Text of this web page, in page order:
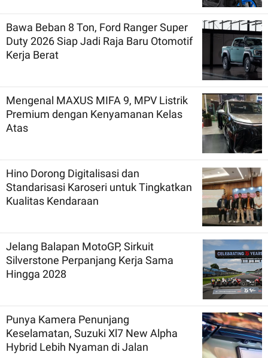
Bawa Beban 8 Ton, Ford Ranger Super
Duty 2026 Siap Jadi Raja Baru Otomotif
Kerja Berat
Mengenal MAXUS MIFA 9, MPV Listrik
Premium dengan Kenyamanan Kelas
Atas
Hino Dorong Digitalisasi dan
Standarisasi Karoseri untuk Tingkatkan
Kualitas Kendaraan
Jelang Balapan MotoGP, Sirkuit
Silverstone Perpanjang Kerja Sama
Hingga 2028
Punya Kamera Penunjang
Keselamatan, Suzuki Xl7 New Alpha
Hybrid Lebih Nyaman di Jalan